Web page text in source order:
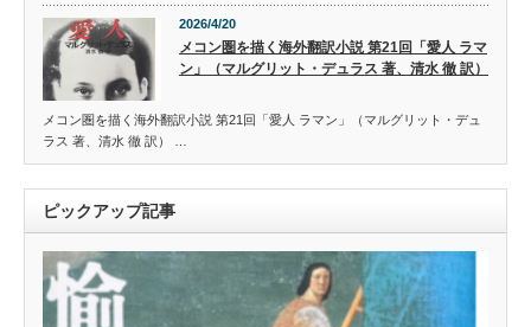
2026/4/20
メコン圏を描く海外翻訳小説 第21回「愛人 ラマ
ン」（マルグリット・デュラス 著、清水 徹 訳）
メコン圏を描く海外翻訳小説 第21回「愛人 ラマン」（マルグリット・デュ
ラス 著、清水 徹 訳） …
ピックアップ記事